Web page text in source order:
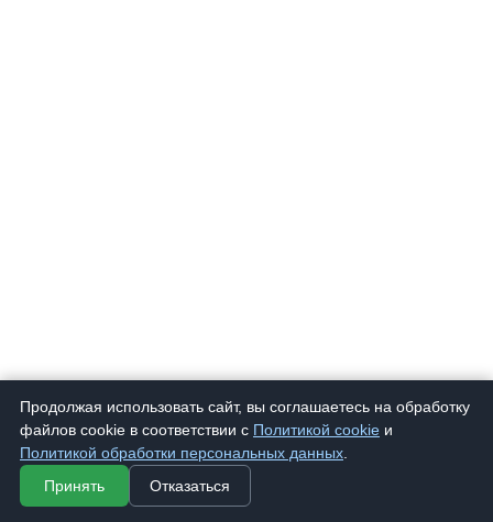
Продолжая использовать сайт, вы соглашаетесь на обработку
файлов cookie в соответствии с Политикой cookie и
Политикой обработки персональных данных
Принять
Отказаться